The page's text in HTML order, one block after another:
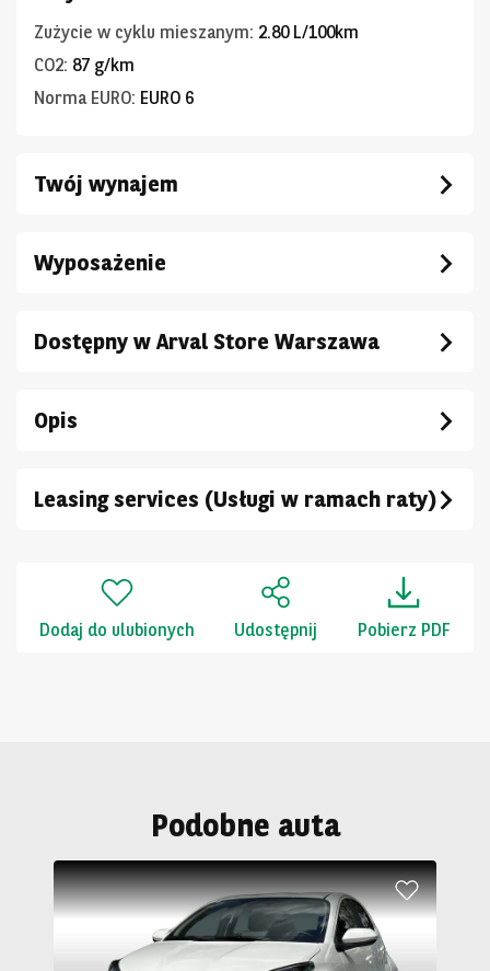
Zużycie w cyklu mieszanym: 2.80 L/100km
CO2: 87 g/km
Norma EURO: EURO 6
Twój wynajem
Wyposażenie
Dostępny w Arval Store Warszawa
Opis
Leasing services (Usługi w ramach raty)
Dodaj do ulubionych Udostępnij Pobierz PDF
Podobne auta